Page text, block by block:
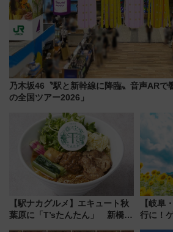
乃木坂46〝駅と新幹線に降臨〟音声ARで
の全国ツアー2026」
【駅ナカグルメ】エキュート秋
葉原に「T’sたんたん」 新橋に
【岐阜
行に！